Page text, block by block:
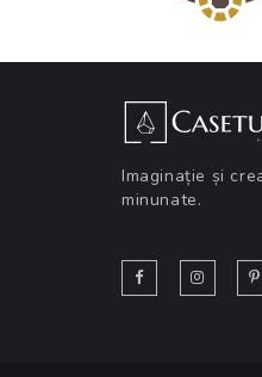
Imaginație și
minunate.